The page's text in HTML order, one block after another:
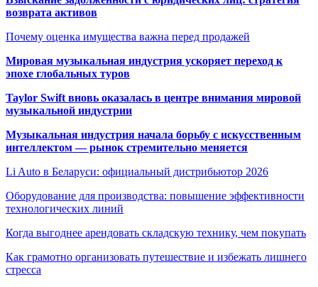
возврата активов
Почему оценка имущества важна перед продажей
Мировая музыкальная индустрия ускоряет переход к
эпохе глобальных туров
Taylor Swift вновь оказалась в центре внимания мировой
музыкальной индустрии
Музыкальная индустрия начала борьбу с искусственным
интеллектом — рынок стремительно меняется
Li Auto в Беларуси: официальный дистрибьютор 2026
Оборудование для производства: повышение эффективности
технологических линий
Когда выгоднее арендовать складскую технику, чем покупать
Как грамотно организовать путешествие и избежать лишнего
стресса